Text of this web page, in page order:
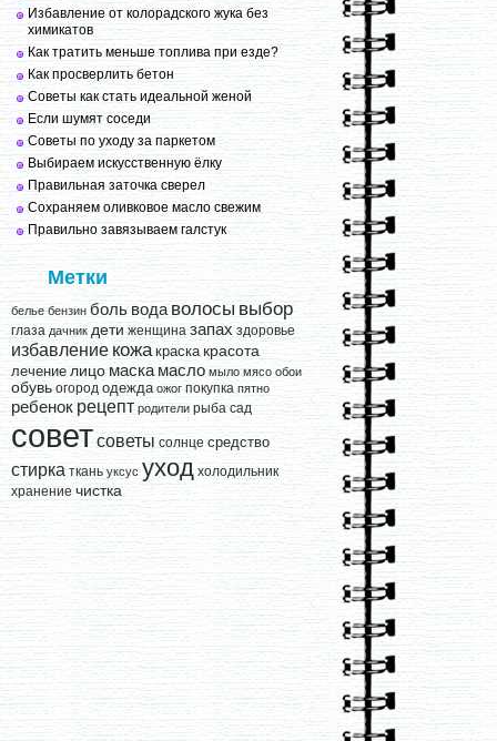
Избавление от колорадского жука без
химикатов
Как тратить меньше топлива при езде?
Как просверлить бетон
Советы как стать идеальной женой
Если шумят соседи
Советы по уходу за паркетом
Выбираем искусственную ёлку
Правильная заточка сверел
Сохраняем оливковое масло свежим
Правильно завязываем галстук
Метки
белье бензин боль вода волосы выбор
глаза дачник дети женщина запах здоровье
избавление кожа краска красота
лечение лицо маска масло мыло мясо обои
обувь огород одежда ожог покупка пятно
ребенок рецепт родители рыба сад
советсоветы солнце средство
стирка ткань уксус уход холодильник
хранение чистка